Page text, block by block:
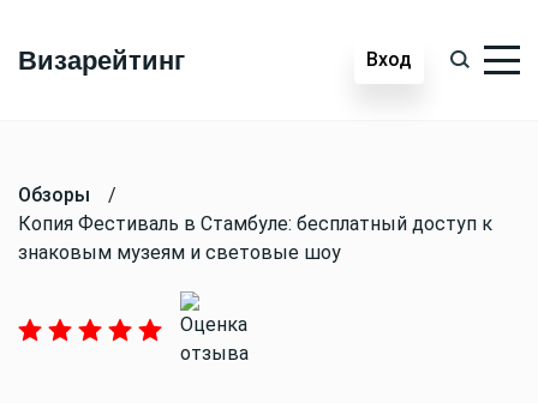
Визарейтинг Вход
Обзоры
/
Копия Фестиваль в Стамбуле: бесплатный доступ к
знаковым музеям и световые шоу